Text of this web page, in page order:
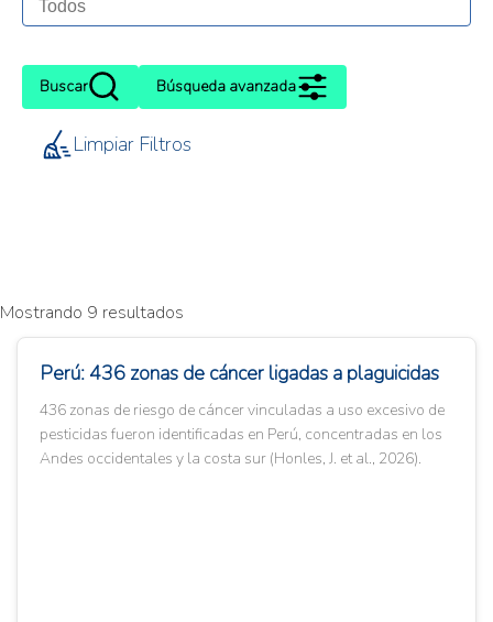
Buscar Búsqueda avanzada
Limpiar Filtros
Mostrando 9 resultados
Perú: 436 zonas de cáncer ligadas a plaguicidas
436 zonas de riesgo de cáncer vinculadas a uso excesivo de
pesticidas fueron identificadas en Perú, concentradas en los
Andes occidentales y la costa sur (Honles, J. et al., 2026).